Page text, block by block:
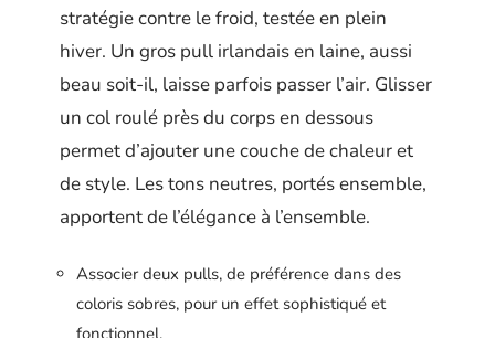
stratégie contre le froid, testée en plein
hiver. Un gros pull irlandais en laine, aussi
beau soit-il, laisse parfois passer l’air. Glisser
un col roulé près du corps en dessous
permet d’ajouter une couche de chaleur et
de style. Les tons neutres, portés ensemble,
apportent de l’élégance à l’ensemble.
Associer deux pulls, de préférence dans des
coloris sobres, pour un effet sophistiqué et
fonctionnel.